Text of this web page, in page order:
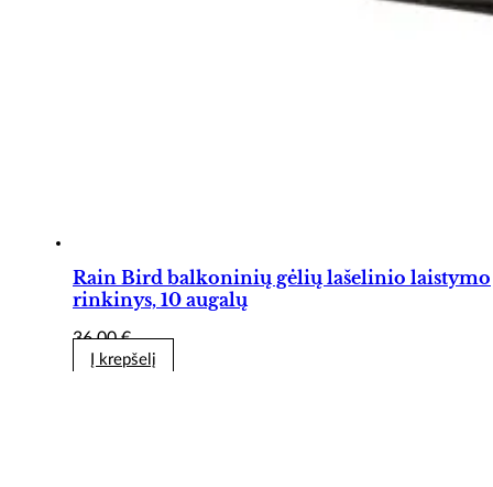
Rain Bird balkoninių gėlių lašelinio laistymo
rinkinys, 10 augalų
36,00€
Į krepšelį